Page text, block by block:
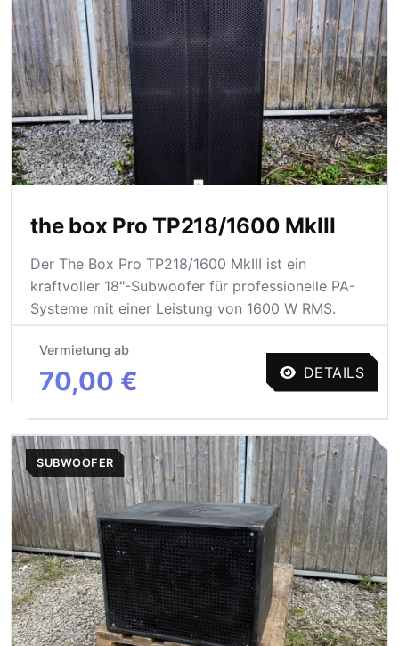
the box Pro TP218/1600 MkIII
Der The Box Pro TP218/1600 MkIII ist ein
kraftvoller 18"-Subwoofer für professionelle PA-
Systeme mit einer Leistung von 1600 W RMS.
Vermietung ab
70,00 € DETAILS
SUBWOOFER